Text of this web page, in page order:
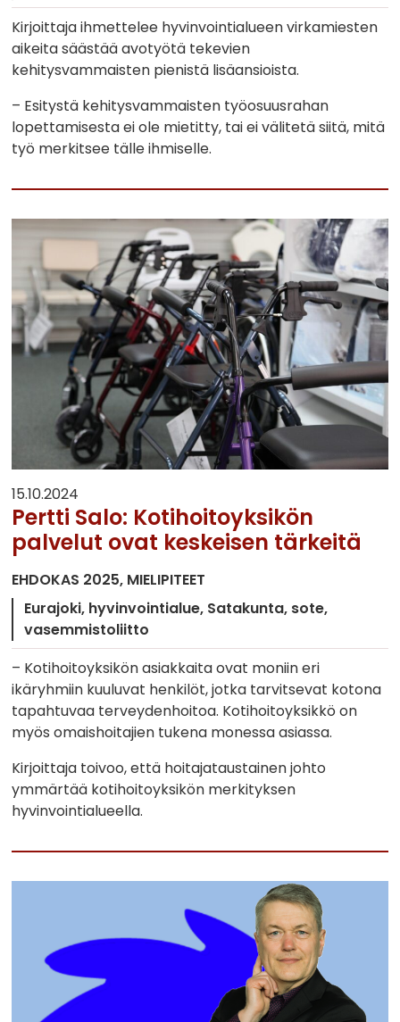
Kirjoittaja ihmettelee hyvinvointialueen virkamiesten
aikeita säästää avotyötä tekevien
kehitysvammaisten pienistä lisäansioista.
– Esitystä kehitysvammaisten työosuusrahan
lopettamisesta ei ole mietitty, tai ei välitetä siitä, mitä
työ merkitsee tälle ihmiselle.
15.10.2024
Pertti Salo: Kotihoitoyksikön
palvelut ovat keskeisen tärkeitä
EHDOKAS 2025 MIELIPITEET
Eurajoki hyvinvointialue Satakunta sote
vasemmistoliitto
– Kotihoitoyksikön asiakkaita ovat moniin eri
ikäryhmiin kuuluvat henkilöt, jotka tarvitsevat kotona
tapahtuvaa terveydenhoitoa. Kotihoitoyksikkö on
myös omaishoitajien tukena monessa asiassa.
Kirjoittaja toivoo, että hoitajataustainen johto
ymmärtää kotihoitoyksikön merkityksen
hyvinvointialueella.